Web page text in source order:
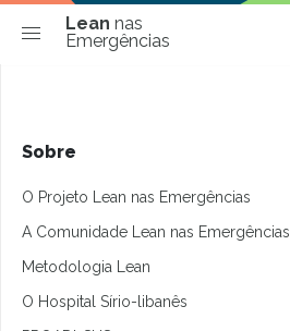
Lean nas
Emergências
Sobre
O Projeto Lean nas Emergências
A Comunidade Lean nas Emergências
Metodologia Lean
O Hospital Sírio-libanês